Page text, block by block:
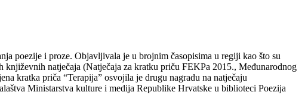
poezije i proze. Objavljivala je u brojnim časopisima u regiji kao što su
natječaja (Natječaja za kratku priču FEKPa 2015., Međunarodnog
kratka priča “Terapija” osvojila je drugu nagradu na natječaju
Ministarstva kulture i medija Republike Hrvatske u biblioteci Poezija